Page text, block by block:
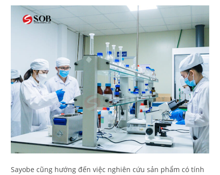
Sayobe cũng hướng đến việc nghiên cứu sản phẩm có tính